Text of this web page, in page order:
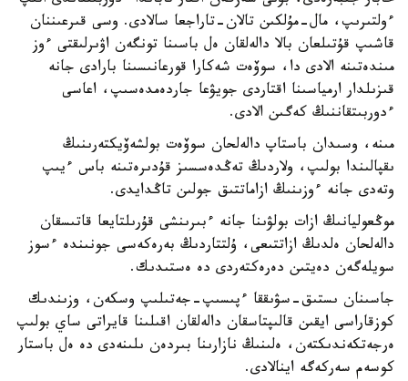
ءولتىرىپ، مال-مۇلكىن تالان-تاراجعا سالادى. وسى قىرعىننان
قاشىپ قۇتىلعان بالا دالەلقان ەل باسىنا تونگەن اۋىرلىقتى ءوز
مىندەتىنە الادى دا، سوۆەت شەكارا قورعانىسىنا بارادى جانە
قىزىلدار ارمياسىنا اقتاردى جويۋعا جاردەمدەسىپ، اعاسى
ءدوربىتقاننىڭ كەگىن الادى.
مىنە، وسىدان باستاپ دالەلحان سوۆەت بولشەۆيكتەرىنىڭ
ىقپالىندا بولىپ، ولاردىڭ تەڭدەسسىز قۇدىرەتىنە باس ءيىپ
وتەدى جانە ءوزىنىڭ ازاماتتىق جولىن تاڭدايدى.
موڭعوليانىڭ ازات بولۋىنا جانە ءبىرىنشى قۇرىلتايعا قاتىسقان
دالەلحان ەلدىڭ ازاتتىعى، ۇلتتاردىڭ بەرەكەسى جونىندە ءسوز
سويلەگەن دەيتىن دەرەكتەردى دە ەستىدىك.
جاسىنان ىستىق-سۋىققا ءپىسىپ-جەتىلىپ وسكەن، وزىندىك
كوزقاراسى ايقىن قالىپتاسقان دالەلقان اقىلىنا قايراتى ساي بولىپ
ەرجەتكەندىكتەن، ەلىنىڭ نازارىنا بىردەن ىلىنەدى دە ەل باستار
كوسەم سەركەگە اينالادى.